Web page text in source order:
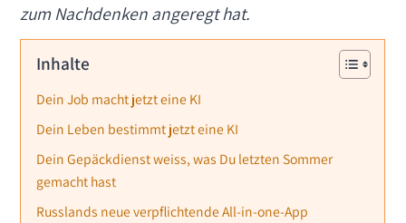
zum Nachdenken angeregt hat.
Inhalte
Dein Job macht jetzt eine KI
Dein Leben bestimmt jetzt eine KI
Dein Gepäckdienst weiss, was Du letzten Sommer
gemacht hast
Russlands neue verpflichtende All-in-one-App